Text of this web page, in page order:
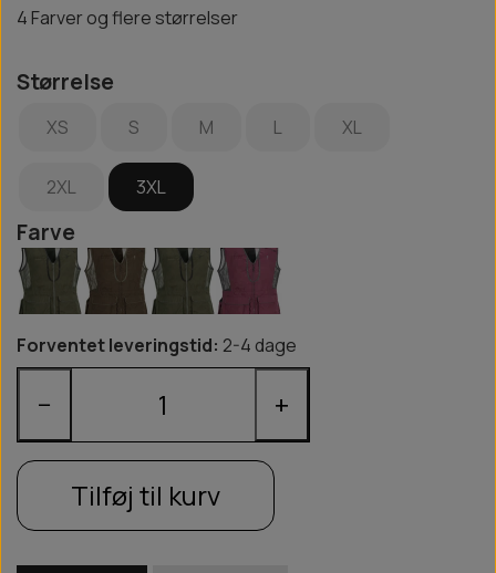
4 Farver og flere størrelser
Størrelse
XS S M L XL
2XL 3XL
Farve
Forventet leveringstid: 2-4 dage
− +
Tilføj til kurv